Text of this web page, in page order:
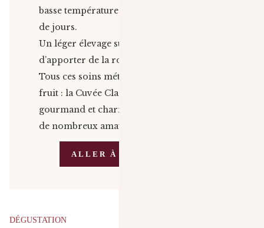
basse température pendant une quinzaine
de jours.
Un léger élevage sur lies est effectué afin
d’apporter de la rondeur au vin.
Tous ces soins méticuleux portent leur
fruit : la Cuvée Classique est un vin
gourmand et charmeur qui saura séduire
de nombreux amateurs.
ALLER À LA BOUTIQUE
DÉGUSTATION